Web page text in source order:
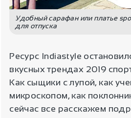
Удобный сарафан или платье
для отпуска
Ресурс Indiastyle
вкусных трендах 2019
Как сыщики с лупой, как
микроскопом, как
сейчас все расскажем